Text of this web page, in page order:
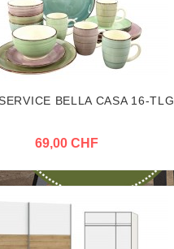
BELLA CASA 16-TLG
69,00 CHF